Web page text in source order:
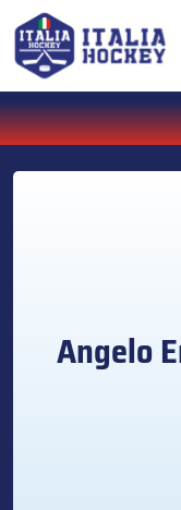
Angelo